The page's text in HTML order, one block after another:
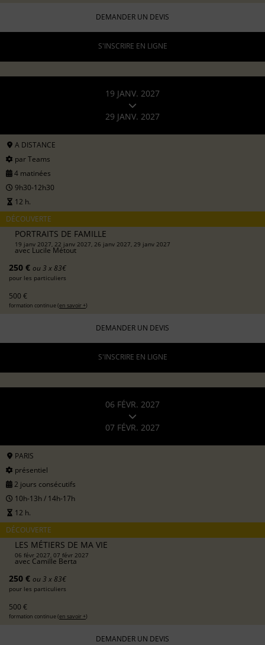
DEMANDER UN DEVIS
S'INSCRIRE EN LIGNE
19 JANV. 2027
29 JANV. 2027
A DISTANCE
par Teams
4 matinées
9h30-12h30
12 h.
DÉCOUVERTE
PORTRAITS DE FAMILLE
19 janv 2027, 22 janv 2027, 26 janv 2027, 29 janv 2027
avec Lucile Métout
250 € ou 3 x 83€
pour les particuliers
500 €
formation continue (en savoir +)
DEMANDER UN DEVIS
S'INSCRIRE EN LIGNE
06 FÉVR. 2027
07 FÉVR. 2027
PARIS
présentiel
2 jours consécutifs
10h-13h / 14h-17h
12 h.
DÉCOUVERTE
LES MÉTIERS DE MA VIE
06 févr 2027, 07 févr 2027
avec Camille Berta
250 € ou 3 x 83€
pour les particuliers
500 €
formation continue (en savoir +)
DEMANDER UN DEVIS